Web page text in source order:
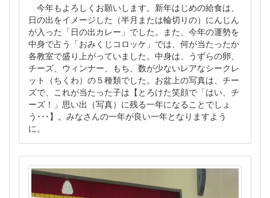
今年もよろしくお願いします。新年はじめの給食は、
日の出をイメージした（半月または輪切りの）にんじん
が入った「日の出カレー」でした。また、今年の運勢を
中身で占う「おみくじコロッケ」では、何が当たったか
各教室で盛り上がっていました。中身は、うずらの卵、
チーズ、ウィンナー、もち、数が少ないレアなシークレ
ット（ちくわ）の５種類でした。お盆上の写真は、チー
ズで、これが当たった子は【とろけた笑顔で「はい、チ
ーズ！」思い出（写真）に残る一年になることでしょ
う･･･】。みなさんの一年が良い一年となりますよう
に。